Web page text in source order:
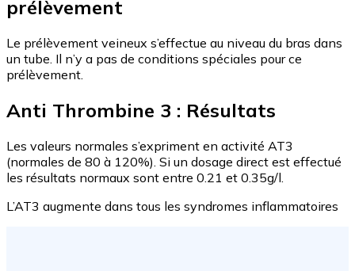
prélèvement
Le prélèvement veineux s’effectue au niveau du bras dans
un tube. Il n’y a pas de conditions spéciales pour ce
prélèvement.
Anti Thrombine 3 : Résultats
Les valeurs normales s’expriment en activité AT3
(normales de 80 à 120%). Si un dosage direct est effectué
les résultats normaux sont entre 0.21 et 0.35g/l.
L’AT3 augmente dans tous les syndromes inflammatoires